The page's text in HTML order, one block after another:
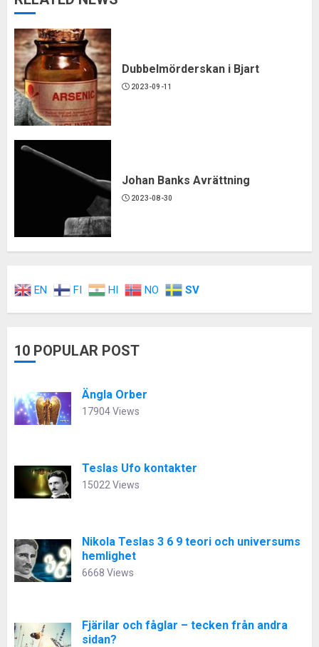
Dubbelmörderskan i Bjart
2023-09-11
Johan Banks Avrättning
2023-08-30
EN FI HI NO SV
10 POPULAR POST
Ängla Orber
17904 Views
Teslas Ufo kontakter
15022 Views
Nikola Teslas 3 6 9 teori och universums
hemlighet
6668 Views
Fjärilar och fåglar – tecken från andra
sidan?